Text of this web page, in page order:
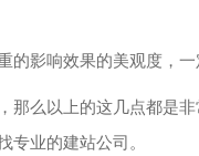
影响效果的美观度，一
么以上的这几点都是非
专业的建站公司。